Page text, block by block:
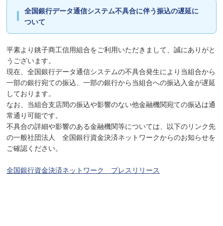
全国銀行データ通信システム不具合に伴う振込の遅延に
ついて
平素より銚子商工信用組合をご利用いただきまして、誠にありがと
うございます。
現在、全国銀行データ通信システムの不具合発生により当組合から
一部の銀行宛ての振込、一部の銀行から当組合への振込入金が遅延
しております。
なお、当組合支店間の振込や影響のない他金融機関宛ての振込は通
常通り可能です。
不具合の詳細や影響のある金融機関等については、以下のリンク先
の一般社団法人 全国銀行資金決済ネットワークからのお知らせを
ご確認ください。
全国銀行資金決済ネットワーク プレスリリース